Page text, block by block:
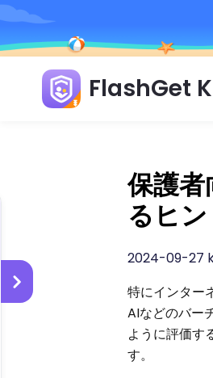
FlashGet
保護
るヒン
2024-09-27
特にインター
AIなどのバー
ように評価す
す。